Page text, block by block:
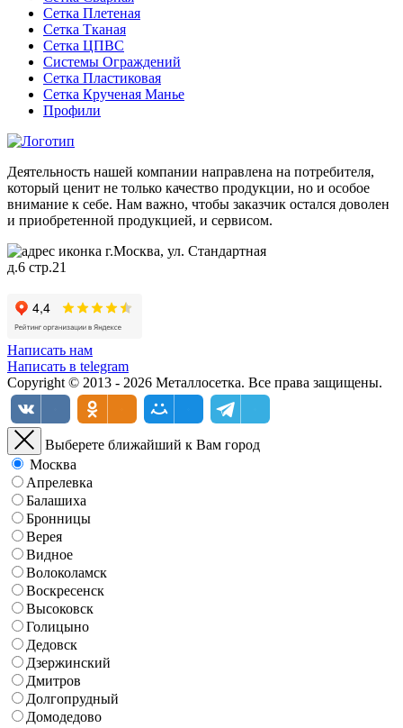
Сетка Плетеная
Сетка Тканая
Сетка ЦПВС
Системы Ограждений
Сетка Пластиковая
Сетка Крученая Манье
Профили
Деятельность нашей компании направлена на потребителя,
который ценит не только качество продукции, но и особое
внимание к себе. Нам важно, чтобы заказчик остался доволен
и приобретенной продукцией, и сервисом.
г.Москва, ул. Стандартная
д.6 стр.21
Написать нам
Написать в telegram
Copyright © 2013 - 2026 Металлосетка. Все права защищены.
Выберете ближайший к Вам город
Москва
Апрелевка
Балашиха
Бронницы
Верея
Видное
Волоколамск
Воскресенск
Высоковск
Голицыно
Дедовск
Дзержинский
Дмитров
Долгопрудный
Домодедово